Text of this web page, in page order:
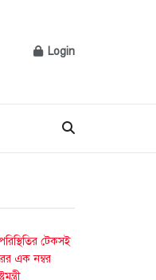
Login
টেকসই
এক নম্বর